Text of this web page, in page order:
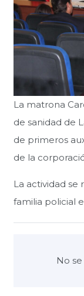
La matrona
de sanidad de
de primeros
de la
La actividad se
familia policial
No